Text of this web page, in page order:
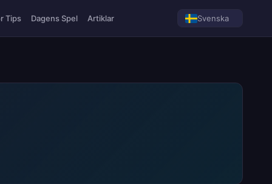
Tips Dagens Spel Artiklar Svenska